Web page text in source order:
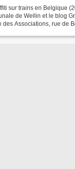
sur trains en Belgique
de Wellin et le blog
Associations, rue de